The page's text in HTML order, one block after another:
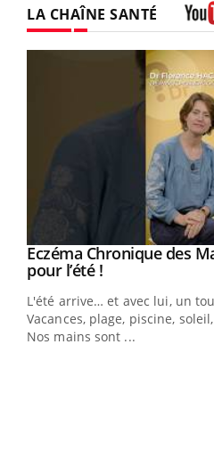
LA CHAÎNE SANTÉ
Youtube
Eczéma Chronique des
pour l’été !Youtube
L'été arrive… et avec lui, un
Vacances, plage, piscine,
Nos mains sont ...